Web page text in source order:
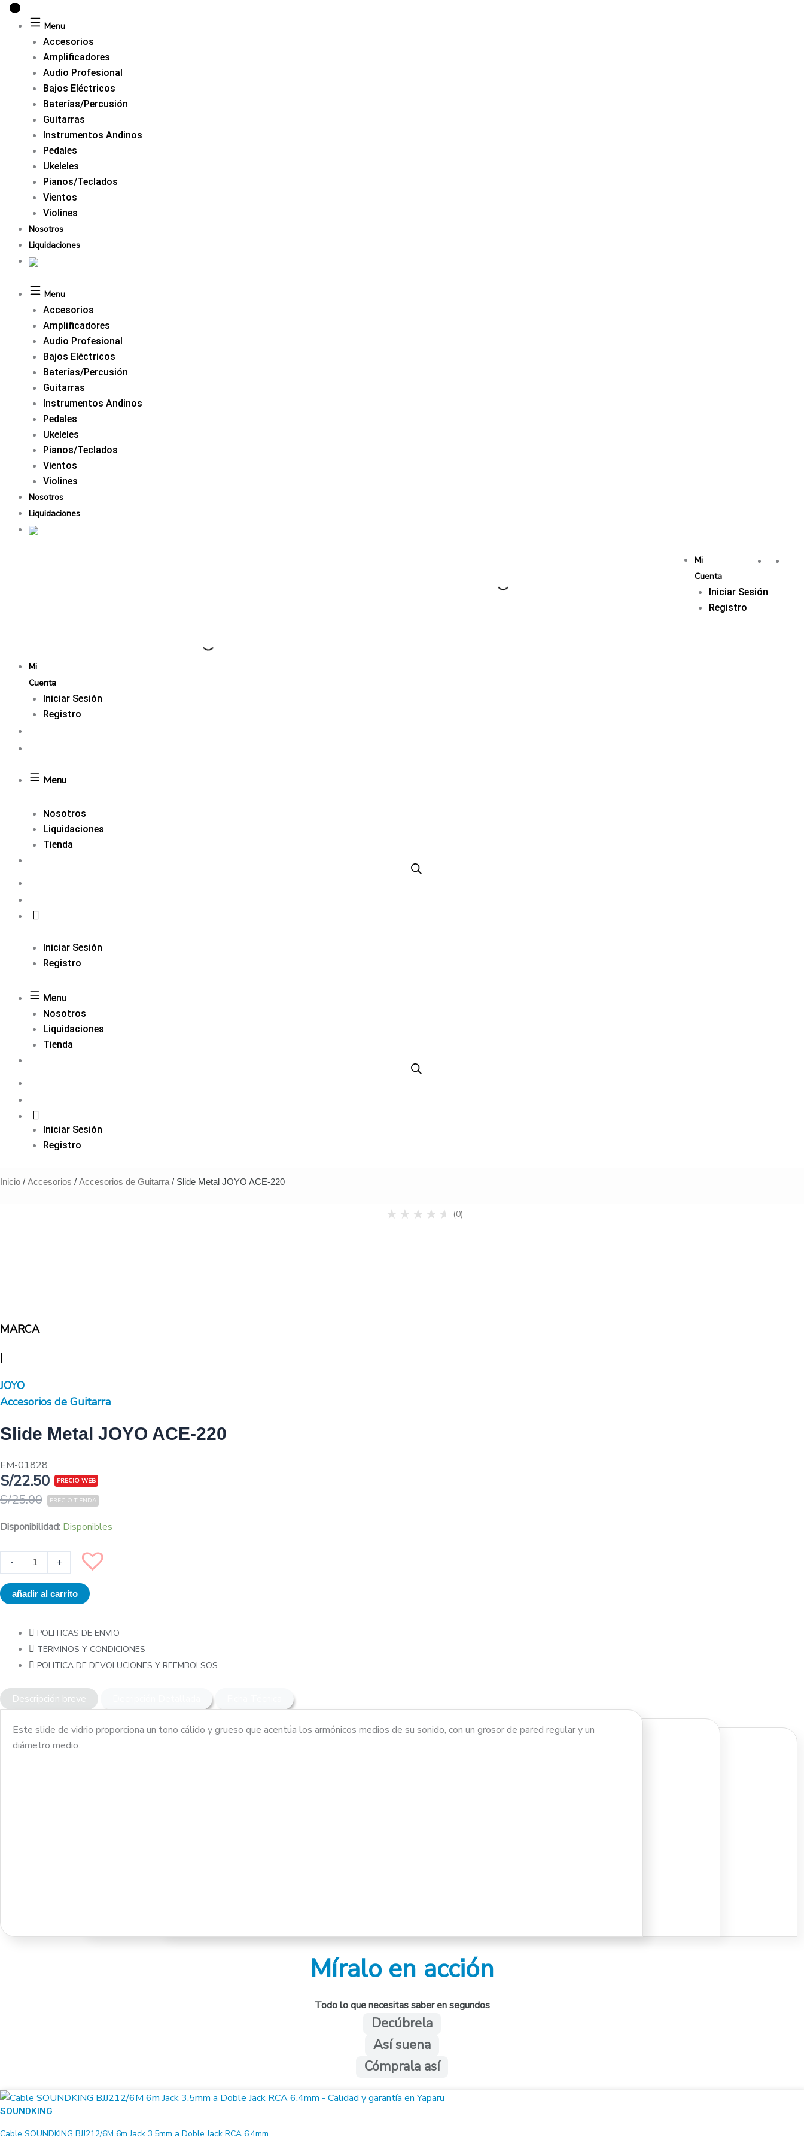
contenido
Menu
Accesorios
Amplificadores
Audio Profesional
Bajos Eléctricos
Baterías/Percusión
Guitarras
Instrumentos Andinos
Pedales
Ukeleles
Pianos/Teclados
Vientos
Violines
Nosotros
Liquidaciones
Menu
Accesorios
Amplificadores
Audio Profesional
Bajos Eléctricos
Baterías/Percusión
Guitarras
Instrumentos Andinos
Pedales
Ukeleles
Pianos/Teclados
Vientos
Violines
Nosotros
Liquidaciones
Mi
Cuenta
Iniciar Sesión
Registro
Mi
Cuenta
Iniciar Sesión
Registro
Menu
Nosotros
Liquidaciones
Tienda
Iniciar Sesión
Registro
Menu
Nosotros
Liquidaciones
Tienda
Iniciar Sesión
Registro
Inicio / Accesorios / Accesorios de Guitarra / Slide Metal JOYO ACE-220
(0)
MARCA
|
JOYO
Accesorios de Guitarra
Slide Metal JOYO ACE-220
EM-01828
S/25.00
S/22.50
Disponibilidad: Disponibles
-
Slide
+
añadir al carrito
POLITICAS DE ENVIO
TERMINOS Y CONDICIONES
POLITICA DE DEVOLUCIONES Y REEMBOLSOS
Descripción breve
Este slide de vidrio proporciona un tono cálido y grueso que acentúa los armónicos medios de su sonido, con un grosor de pared regular y un
diámetro medio.
Míralo en acción
Todo lo que necesitas saber en segundos
Decúbrela
Así suena
Cómprala así
SOUNDKING
Cable SOUNDKING BJJ212/6M 6m Jack 3.5mm a Doble Jack RCA 6.4mm